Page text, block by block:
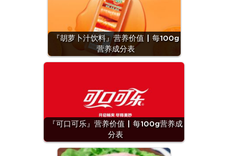
『胡萝卜汁饮料』营养价值 | 每100g
营养成分表
『可口可乐』营养价值 | 每100g营养成
分表